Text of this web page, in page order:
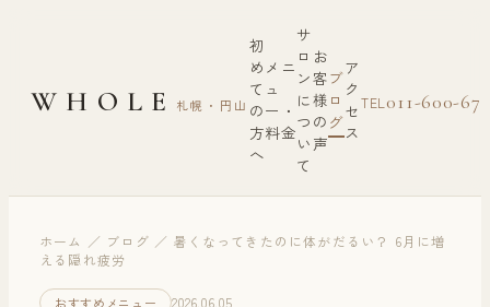
WHOLE 札幌・円山
初
め
て
の
方
へ
メニ
ュ
ー・
料金
サ
ロ
ン
に
つ
い
て
お
客
様
の
声
ブ
ロ
グ
ア
ク
セ
ス
TEL011-600-
ホーム ／ ブログ ／ 暑くなってきたのに体がだるい？ 6月に増
える隠れ疲労
おすすめメニュー 2026.06.05